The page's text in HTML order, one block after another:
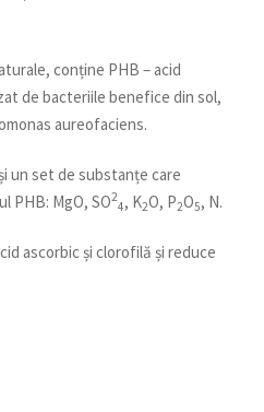
conține PHB – acid
de bacteriile benefice din sol,
aureofaciens.
un set de substanțe care
PHB: MgO, SO2
4, K2O, P2O5, N.
ascorbic și clorofilă și reduce